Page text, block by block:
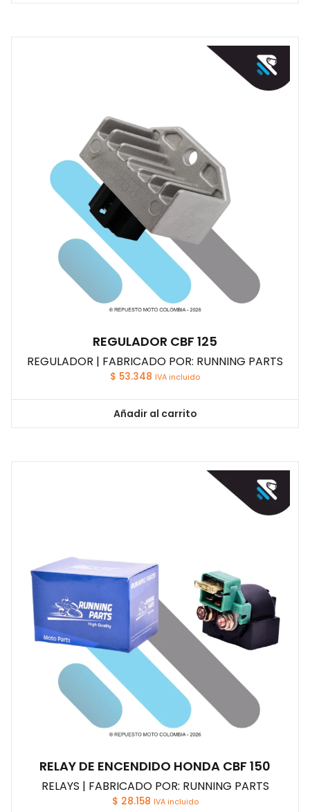
REGULADOR CBF 125
REGULADOR | FABRICADO POR: RUNNING PARTS
$ 53.348 IVA incluido
Añadir al carrito
RELAY DE ENCENDIDO HONDA CBF 150
RELAYS | FABRICADO POR: RUNNING PARTS
$ 28.158 IVA incluido